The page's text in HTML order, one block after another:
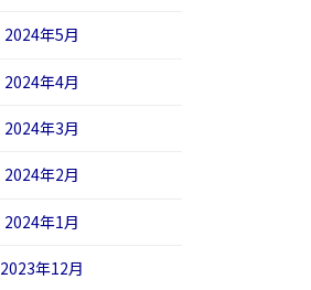
2024年5月
2024年4月
2024年3月
2024年2月
2024年1月
2023年12月